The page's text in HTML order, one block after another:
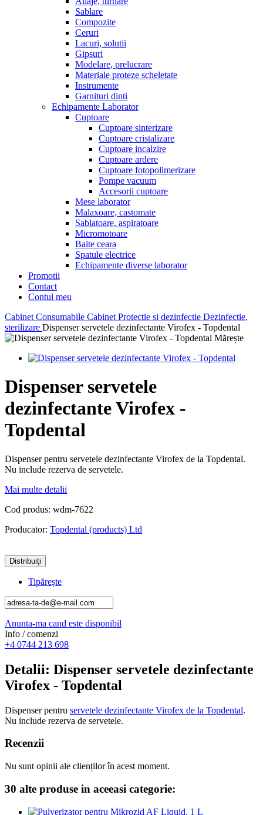
Sablare
Compozite
Ceruri
Lacuri, solutii
Gipsuri
Modelare, prelucrare
Materiale proteze scheletate
Instrumente
Garnituri dinti
Echipamente Laborator
Cuptoare
Cuptoare sinterizare
Cuptoare cristalizare
Cuptoare incalzire
Cuptoare ardere
Cuptoare fotopolimerizare
Pompe vacuum
Accesorii cuptoare
Mese laborator
Malaxoare, castomate
Sablatoare, aspiratoare
Micromotoare
Baite ceara
Spatule electrice
Echipamente diverse laborator
Promotii
Contact
Contul meu
Cabinet Consumabile Cabinet Protectie si dezinfectie Dezinfectie,
sterilizare Dispenser servetele dezinfectante Virofex - Topdental
Mărește
Dispenser servetele
dezinfectante Virofex -
Topdental
Dispenser pentru servetele dezinfectante Virofex de la Topdental.
Nu include rezerva de servetele.
Mai multe detalii
Cod produs: wdm-7622
Producator: Topdental (products) Ltd
Distribuiţi
Tipărește
Anunta-ma cand este disponibil
Info / comenzi
+4 0744 213 698
Detalii: Dispenser servetele dezinfectante
Virofex - Topdental
Dispenser pentru servetele dezinfectante Virofex de la Topdental.
Nu include rezerva de servetele.
Recenzii
Nu sunt opinii ale clienților în acest moment.
30 alte produse in aceeasi categorie: